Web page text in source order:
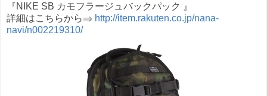
『NIKE SB カモフラージュバックパック 』
詳細はこちらから⇒ http://item.rakuten.co.jp/nana-
navi/n002219310/